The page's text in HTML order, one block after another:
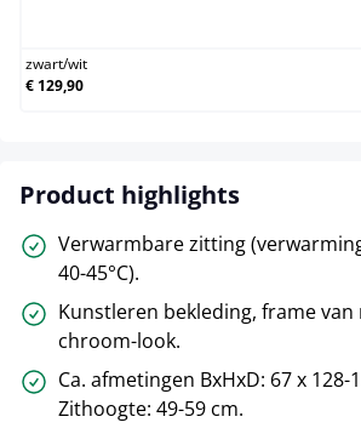
zwart/wit
€ 129,90
Product highlights
Verwarmbare zitting
40-45°C).
Kunstleren bekleding, frame van
chroom-look.
Ca. afmetingen BxHxD: 67 x 128-
Zithoogte: 49-59 cm.